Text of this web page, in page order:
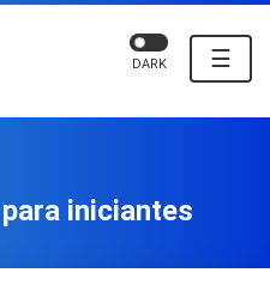
☰
DARK
iniciantes